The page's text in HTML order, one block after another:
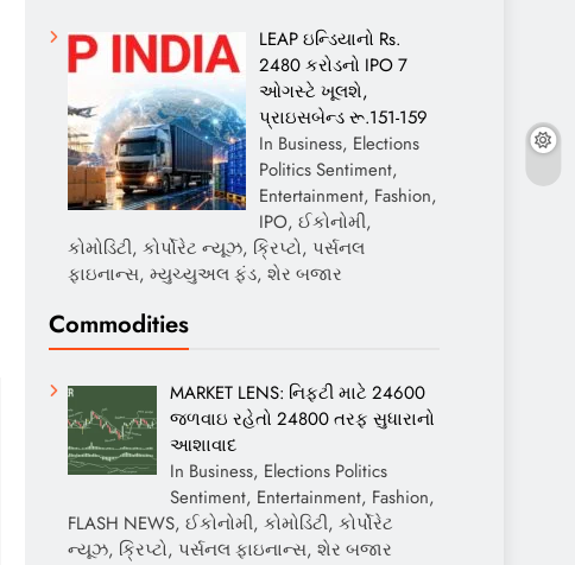
LEAP ઇન્ડિયાનો Rs.
2480 કરોડનો IPO 7
ઓગસ્ટે ખૂલશે,
પ્રાઇસબેન્ડ રૂ.151-159
In Business, Elections
Politics Sentiment,
Entertainment, Fashion,
IPO, ઈકોનોમી,
કોમોડિટી, કોર્પોરેટ ન્યૂઝ, ક્રિપ્ટો, પર્સનલ
ફાઇનાન્સ, મ્યુચ્યુઅલ ફંડ, શેર બજાર
Commodities
MARKET LENS: નિફ્ટી માટે 24600
જળવાઇ રહેતો 24800 તરફ સુધારાનો
આશાવાદ
In Business, Elections Politics
Sentiment, Entertainment, Fashion,
FLASH NEWS, ઈકોનોમી, કોમોડિટી, કોર્પોરેટ
ન્યૂઝ, ક્રિપ્ટો, પર્સનલ ફાઇનાન્સ, શેર બજાર